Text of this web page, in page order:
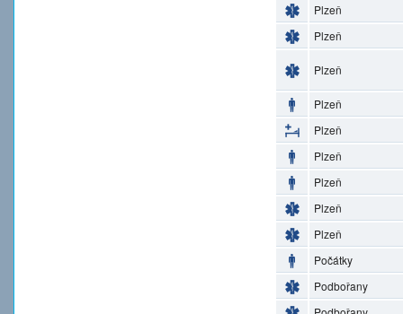
Plzeň
Plzeň
Plzeň
Plzeň
Plzeň
Plzeň
Plzeň
Plzeň
Plzeň
Počátky
Podbořany